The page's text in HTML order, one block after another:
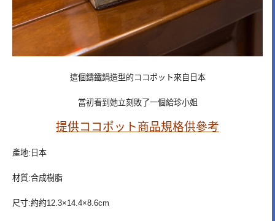
這個鑄鐵鍋造型的ココポット來自日本
當初看到她立刻敗了一個給珍小姐
提供ココポット商品規格供參考
產地:日本
材質:合成樹脂
尺寸:約約12.3×14.4×8.6cm